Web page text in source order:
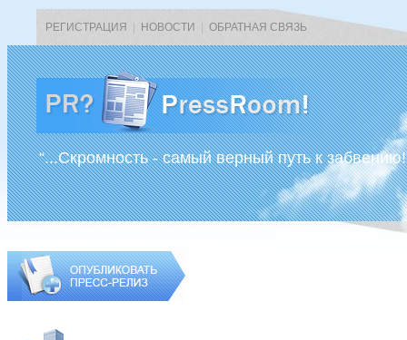
РЕГИСТРАЦИЯ НОВОСТИ ОБРАТНАЯ СВЯЗЬ
“...Скромность - самый верный путь к